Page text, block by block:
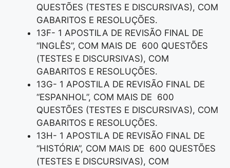
QUESTÕES (TESTES E DISCURSIVAS), COM
GABARITOS E RESOLUÇÕES.
13F- 1 APOSTILA DE REVISÃO FINAL DE
“INGLÊS”, COM MAIS DE 600 QUESTÕES
(TESTES E DISCURSIVAS), COM
GABARITOS E RESOLUÇÕES.
13G- 1 APOSTILA DE REVISÃO FINAL DE
“ESPANHOL”, COM MAIS DE 600
QUESTÕES (TESTES E DISCURSIVAS), COM
GABARITOS E RESOLUÇÕES.
13H- 1 APOSTILA DE REVISÃO FINAL DE
“HISTÓRIA”, COM MAIS DE 600 QUESTÕES
(TESTES E DISCURSIVAS), COM